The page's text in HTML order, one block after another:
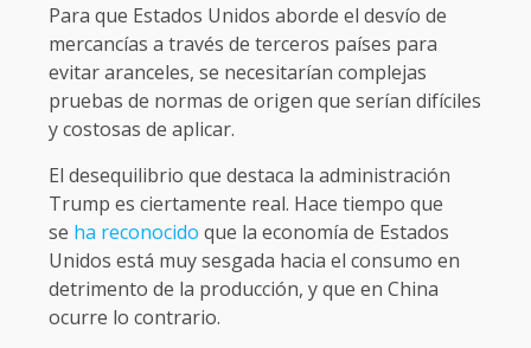
Para que Estados Unidos aborde el desvío de
mercancías a través de terceros países para
evitar aranceles, se necesitarían complejas
pruebas de normas de origen que serían difíciles
y costosas de aplicar.
El desequilibrio que destaca la administración
Trump es ciertamente real. Hace tiempo que
se ha reconocido que la economía de Estados
Unidos está muy sesgada hacia el consumo en
detrimento de la producción, y que en China
ocurre lo contrario.